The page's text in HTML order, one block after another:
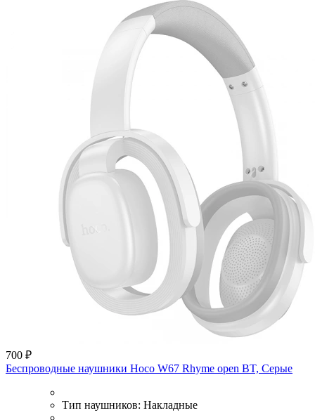
700 ₽
Беспроводные наушники Hoco W67 Rhyme open BT, Серые
Тип наушников: Накладные